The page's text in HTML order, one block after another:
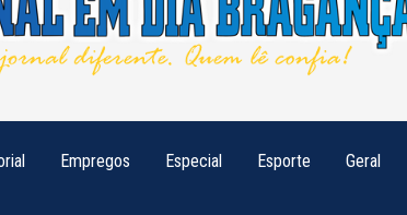
Empregos Especial Esporte Geral